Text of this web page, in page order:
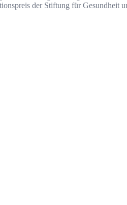
der Stiftung für Gesundheit